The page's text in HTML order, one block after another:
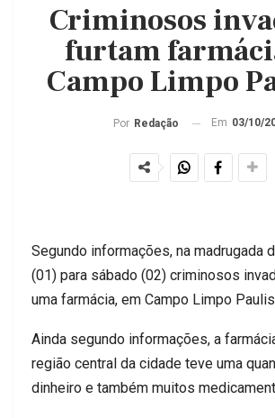
Criminosos
furtam
Campo Limpo
Por Redação Em 03/10/
Segundo informações, na madrugada
(01) para sábado (02) criminosos
uma farmácia, em Campo Limpo
Ainda segundo informações, a
região central da cidade teve uma
dinheiro e também muitos